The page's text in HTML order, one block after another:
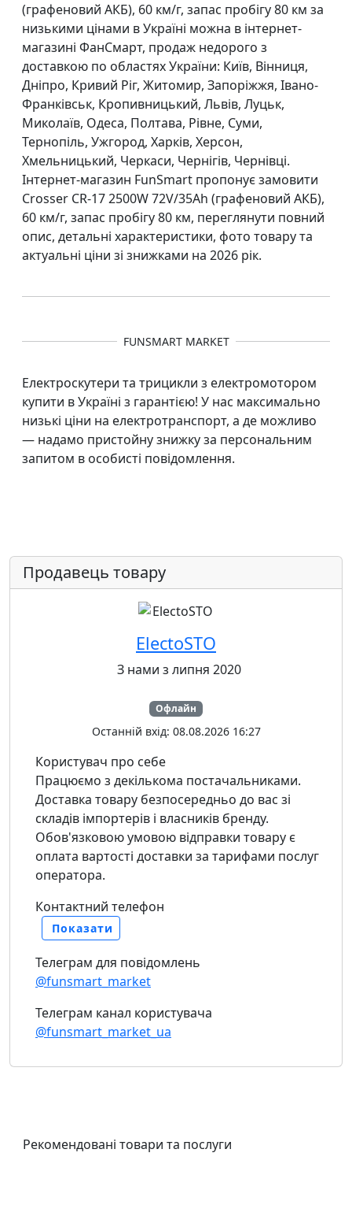
(графеновий АКБ), 60 км/г, запас пробігу 80 км за
низькими цінами в Україні можна в інтернет-
магазині ФанСмарт, продаж недорого з
доставкою по областях України: Київ, Вінниця,
Дніпро, Кривий Ріг, Житомир, Запоріжжя, Івано-
Франківськ, Кропивницький, Львів, Луцьк,
Миколаїв, Одеса, Полтава, Рівне, Суми,
Тернопіль, Ужгород, Харків, Херсон,
Хмельницький, Черкаси, Чернігів, Чернівці.
Інтернет-магазин FunSmart пропонує замовити
Crosser CR-17 2500W 72V/35Ah (графеновий АКБ),
60 км/г, запас пробігу 80 км, переглянути повний
опис, детальні характеристики, фото товару та
актуальні ціни зі знижками на 2026 рік.
FUNSMART MARKET
Електроскутери та трицикли з електромотором
купити в Україні з гарантією! У нас максимально
низькі ціни на електротранспорт, а де можливо
— надамо пристойну знижку за персональним
запитом в особисті повідомлення.
Продавець товару
ElectoSTO
З нами з липня 2020
Офлайн
Останній вхід: 08.08.2026 16:27
Користувач про себе
Працюємо з декількома постачальниками.
Доставка товару безпосередньо до вас зі
складів імпортерів і власників бренду.
Обов'язковою умовою відправки товару є
оплата вартості доставки за тарифами послуг
оператора.
Контактний телефон
Показати
Телеграм для повідомлень
@funsmart_market
Телеграм канал користувача
@funsmart_market_ua
Рекомендовані товари та послуги